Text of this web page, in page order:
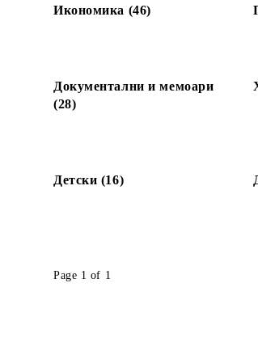
Икономика (46)
Документални и мемоари
(28)
Детски (16)
Page 1 of 1